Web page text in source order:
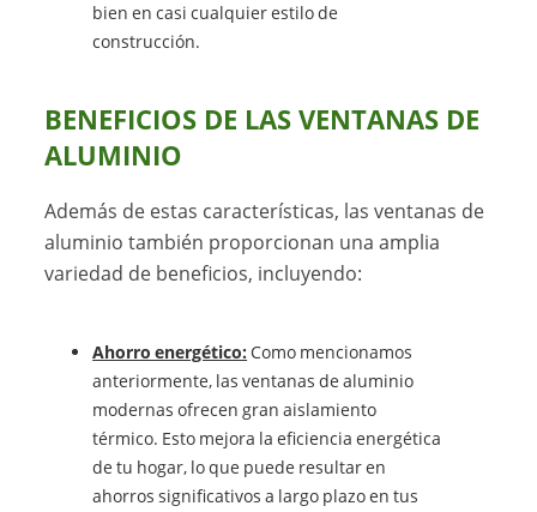
bien en casi cualquier estilo de
construcción.
BENEFICIOS DE LAS VENTANAS DE
ALUMINIO
Además de estas características, las ventanas de
aluminio también proporcionan una amplia
variedad de beneficios, incluyendo:
Ahorro energético: Como mencionamos
anteriormente, las ventanas de aluminio
modernas ofrecen gran aislamiento
térmico. Esto mejora la eficiencia energética
de tu hogar, lo que puede resultar en
ahorros significativos a largo plazo en tus